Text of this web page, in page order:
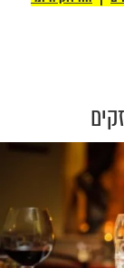
את
הוא
המצוי
מילוט,